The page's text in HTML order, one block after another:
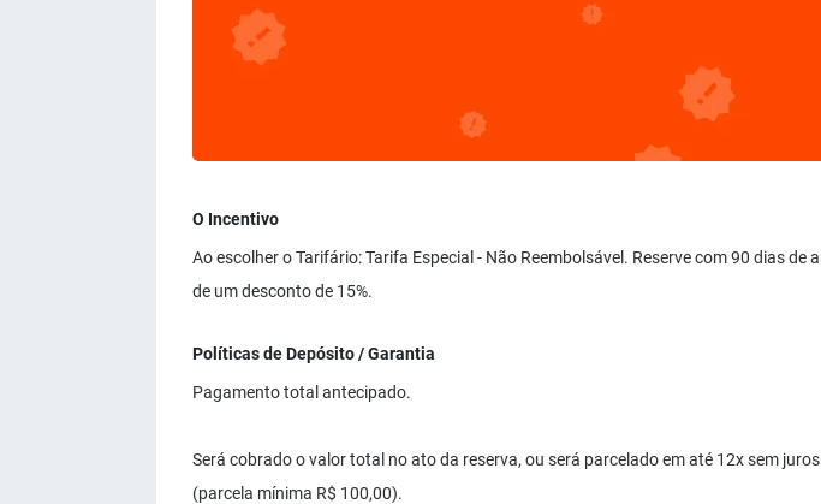
O Incentivo
Ao escolher o Tarifário: Tarifa Especial - Não Reembolsável. Reserve com 90 dias de
de um desconto de 15%.
Políticas de Depósito / Garantia
Pagamento total antecipado.
Será cobrado o valor total no ato da reserva, ou será parcelado em até 12x sem
(parcela mínima R$ 100,00).